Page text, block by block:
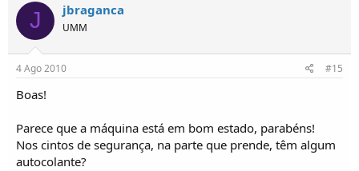
J jbraganca
UMM
4 Ago 2010 #15
Boas!
Parece que a máquina está em bom estado, parabéns!
Nos cintos de segurança, na parte que prende, têm algum
autocolante?